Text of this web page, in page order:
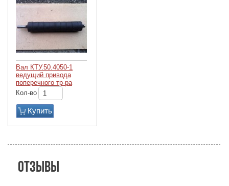
Вал КТУ.50.4050-1
ведущий привода
поперечного тр-ра
Кол-во
Купить
Отзывы